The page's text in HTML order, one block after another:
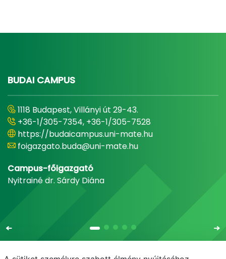
BUDAI CAMPUS
1118 Budapest, Villányi út 29-43.
+36-1/305-7354, +36-1/305-7528
https://budaicampus.uni-mate.hu
foigazgato.buda@uni-mate.hu
Campus-főigazgató
Nyitrainé dr. Sárdy Diána